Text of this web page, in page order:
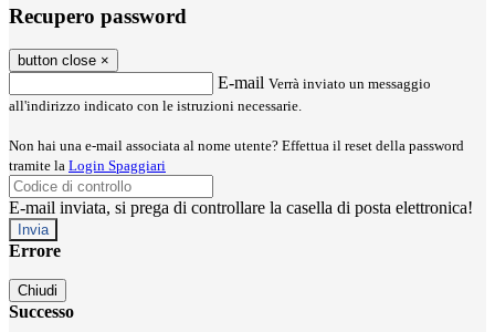
Recupero password
button close ×
E-mail Verrà inviato un messaggio
all'indirizzo indicato con le istruzioni necessarie.
Non hai una e-mail associata al nome utente? Effettua il reset della password
tramite la Login Spaggiari
E-mail inviata, si prega di controllare la casella di posta elettronica!
Errore
Chiudi
Successo